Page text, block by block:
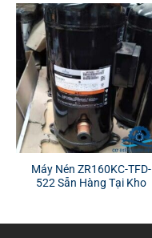
Máy Nén ZR160KC-TFD-
522 Sẵn Hàng Tại Kho